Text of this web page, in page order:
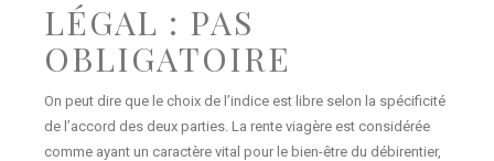
LÉGAL : PAS
OBLIGATOIRE
On peut dire que le choix de l’indice est libre selon la spécificité
de l’accord des deux parties. La rente viagère est considérée
comme ayant un caractère vital pour le bien-être du débirentier,